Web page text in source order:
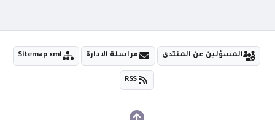
المسؤلين عن المنتدى مراسلة الادارة Sitemap xml
RSS